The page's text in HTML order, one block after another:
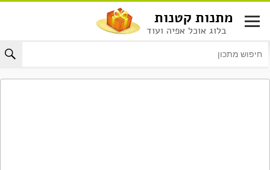
לתוכן
מתנות קטנות
בלוג אוכל אפיה ועוד